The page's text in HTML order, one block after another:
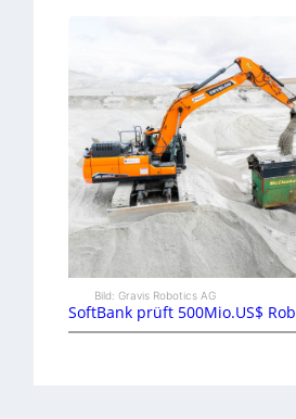
Bild: Gravis Robotics AG
SoftBank prüft 500Mio.US$